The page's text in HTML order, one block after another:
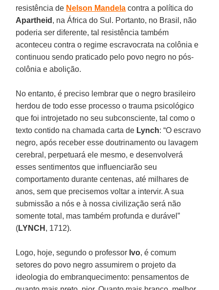
resistência de Nelson Mandela contra a política do
Apartheid , na África do Sul. Portanto, no Brasil, não
poderia ser diferente, tal resistência também
aconteceu contra o regime escravocrata na colônia e
continuou sendo praticado pelo povo negro no pós-
colônia e abolição.
No entanto, é preciso lembrar que o negro brasileiro
herdou de todo esse processo o trauma psicológico
que foi introjetado no seu subconsciente, tal como o
texto contido na chamada carta de Lynch: “O escravo
negro, após receber esse doutrinamento ou lavagem
cerebral, perpetuará ele mesmo, e desenvolverá
esses sentimentos que influenciarão seu
comportamento durante centenas, até milhares de
anos, sem que precisemos voltar a intervir. A sua
submissão a nós e à nossa civilização será não
somente total, mas também profunda e durável”
(LYNCH , 1712).
Logo, hoje, segundo o professor Ivo, é comum
setores do povo negro assumirem o projeto da
ideologia do embranquecimento: pensamentos de